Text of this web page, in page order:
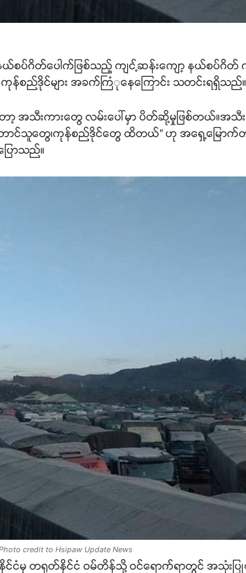
ယ်စပ်ဂိတ်ပေါက်ဖြစ်သည့် ကျင့်ဆန်းကျော့ နယ်စပ်ဂိတ်
စည်ဒိုင်များ အခက်ကြံုနေကြောင်း သတင်းရရှိသည်။
ာ့ အသီးကားတွေ လမ်းပေါ်မှာ ပိတ်ဆို့မှုဖြစ်တယ်
ောင်သူတွေ၊ကုန်စည်ဒိုင်တွေ ထိတယ်” ဟု အရှေ့မြောက်
ောသည်။
credit to Hsipaw Update News
နိုင်ငံမှ တရုတ်နိုင်ငံ ဝမ်တိန်သို့ ဝင်ရောက်ရာတွင် အသုံး